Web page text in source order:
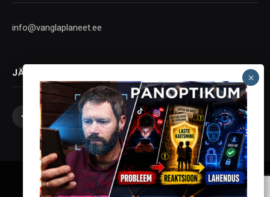
info@vanglaplaneet.ee
JÄLGI SOTSIAALMEEDIAS
Facebook
X
(Twitter)
InstagramYouTubeTelegram
Vanglaplaneet - Vastupanu Vaim